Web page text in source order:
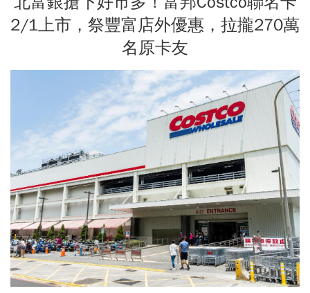
2/1上市，祭豐富店外優惠，拉攏270萬
名原卡友